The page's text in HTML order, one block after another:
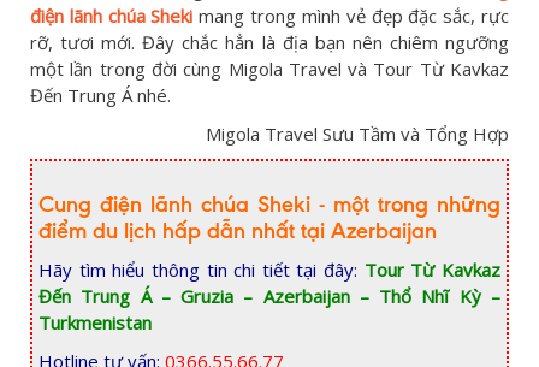
điện lãnh chúa Sheki mang trong mình vẻ đẹp đặc sắc, rực
rỡ, tươi mới. Đây chắc hẳn là địa bạn nên chiêm ngưỡng
một lần trong đời cùng Migola Travel và Tour Từ Kavkaz
Đến Trung Á nhé.
Migola Travel Sưu Tầm và Tổng Hợp
Cung điện lãnh chúa Sheki - một trong những
điểm du lịch hấp dẫn nhất tại Azerbaijan
Hãy tìm hiểu thông tin chi tiết tại đây: Tour Từ Kavkaz
Đến Trung Á – Gruzia – Azerbaijan – Thổ Nhĩ Kỳ –
Turkmenistan
Hotline tư vấn: 0366.55.66.77